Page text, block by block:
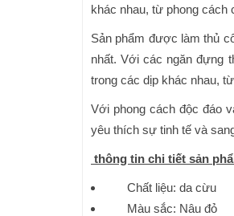
khác nhau, từ phong cách
Sản phẩm được làm thủ
nhất. Với các ngăn đựng
trong các dịp khác nhau,
Với phong cách độc đáo
yêu thích sự tinh tế và
thông tin chi tiết sản
Chất liệu: da cừu
Màu sắc: Nâu đỏ